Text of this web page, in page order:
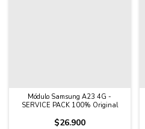
Módulo Samsung A23 4G -
SERVICE PACK 100% Original
$26.900